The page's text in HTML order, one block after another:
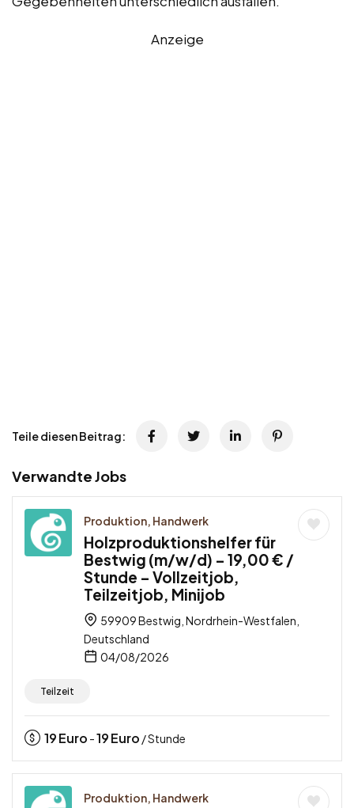
Anzeige
Teile diesen Beitrag:
Verwandte Jobs
Produktion, Handwerk
Holzproduktionshelfer für
Bestwig (m/w/d) – 19,00 € /
Stunde – Vollzeitjob,
Teilzeitjob, Minijob
59909 Bestwig, Nordrhein-Westfalen,
Deutschland
04/08/2026
Teilzeit
19Euro -19Euro / Stunde
Produktion, Handwerk